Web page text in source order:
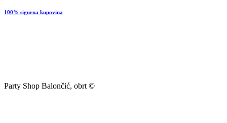
100% sigurna kupovina
Party Shop Balončić, obrt ©